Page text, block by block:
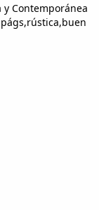
y Contemporánea